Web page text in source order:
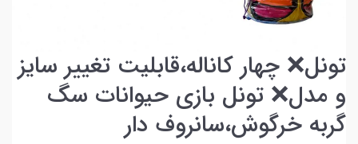
تونل❌ چهار کاناله،قابلیت تغییر سایز
و مدل❌ تونل بازی حیوانات سگ
گربه خرگوش،سانروف دار